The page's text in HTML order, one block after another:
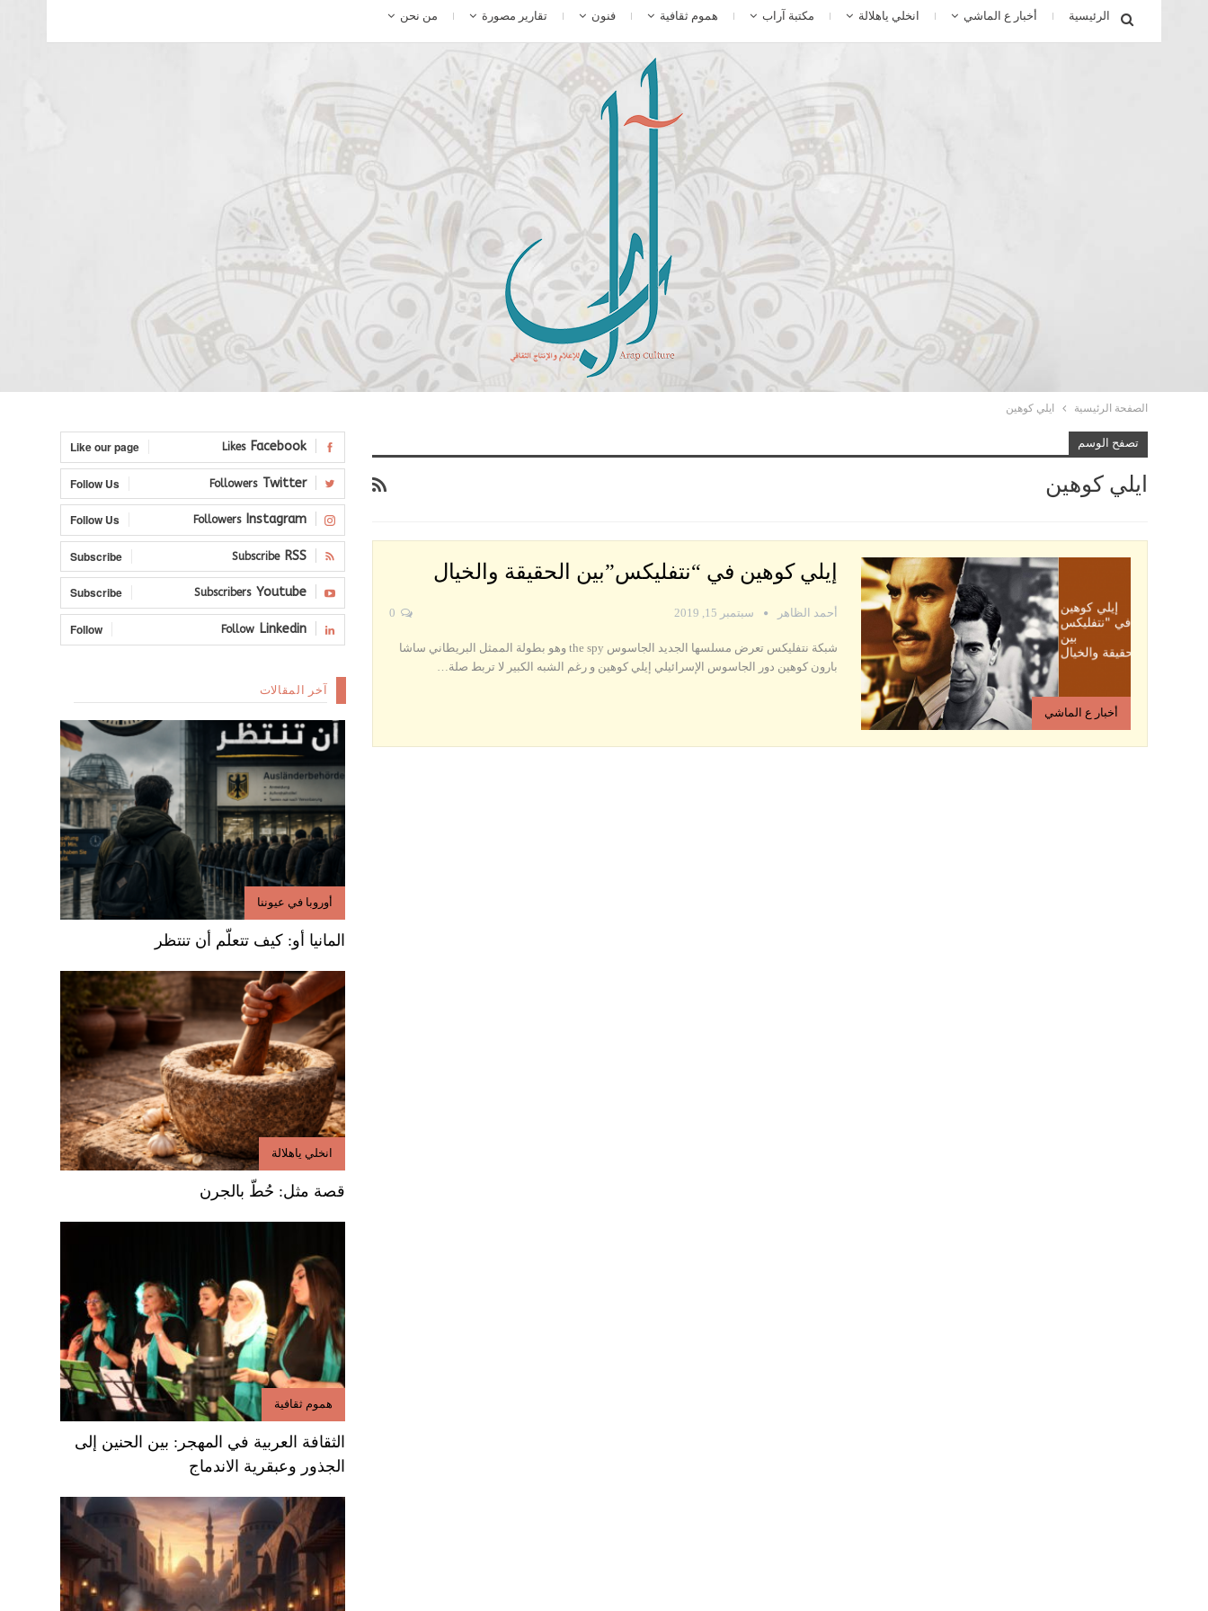
الرئيسية أخبار ع الماشي انخلي ياهلالة مكتبة آراب هموم ثقافية فنون تقارير مصورة من نحن
الصفحة الرئيسية ايلي كوهين
تصفح الوسم
ايلي كوهين
أخبار ع الماشي
إيلي كوهين في “نتفليكس”بين الحقيقة والخيال
أحمد الظاهر سبتمبر 15, 2019
شبكة نتفليكس تعرض مسلسها الجديد الجاسوس the spy وهو بطولة الممثل البريطاني ساشا
بارون كوهين دور الجاسوس الإسرائيلي إيلي كوهين و رغم الشبه الكبير لا تربط صلة…
Facebook
Likes
Like our page
Twitter
Followers
Follow Us
Instagram
Followers
Follow Us
RSS
Subscribe
Subscribe
Youtube
Subscribers
Subscribe
Linkedin
Follow
Follow
آخر المقالات
أوروبا في عيوننا
المانيا أو: كيف تتعلّم أن تنتظر
انخلي ياهلالة
قصة مثل: حُطّ بالجرن
هموم ثقافية
الثقافة العربية في المهجر: بين الحنين إلى
الجذور وعبقرية الاندماج